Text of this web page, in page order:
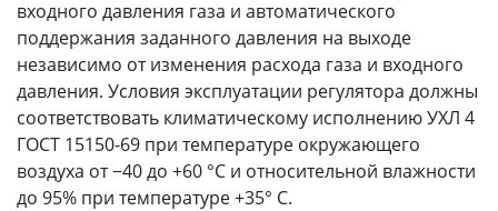
входного давления газа и автоматического
поддержания заданного давления на выходе
независимо от изменения расхода газа и входного
давления. Условия эксплуатации регулятора должны
соответствовать климатическому исполнению УХЛ 4
ГОСТ 15150-69 при температуре окружающего
воздуха от −40 до +60 °С и относительной влажности
до 95% при температуре +35° С.